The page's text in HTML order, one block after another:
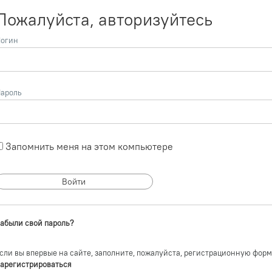
авторизуйтесь
Запомнить меня на этом компьютере
свой пароль?
вы впервые на сайте, заполните, пожалуйста, регистрационную